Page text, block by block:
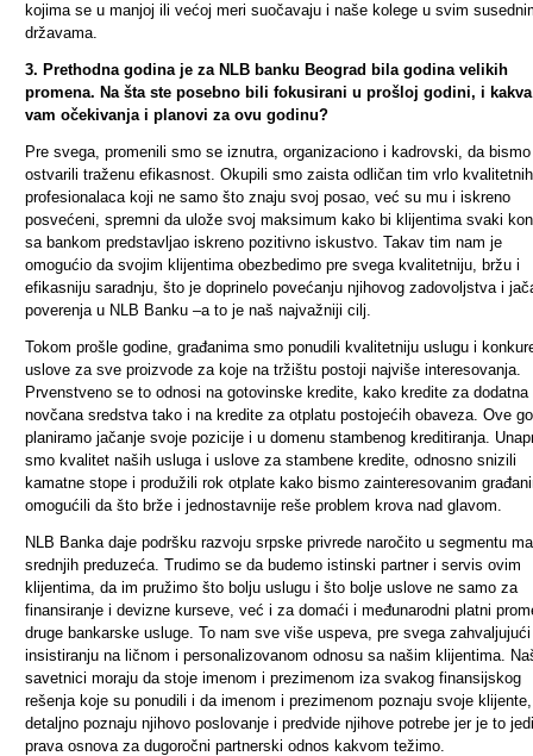
kojima se u manjoj ili većoj meri suočavaju i naše kolege u svim
državama.
3. Prethodna godina je za NLB banku Beograd bila godina velikih
promena. Na šta ste posebno bili fokusirani u prošloj godini, i
vam očekivanja i planovi za ovu godinu?
Pre svega, promenili smo se iznutra, organizaciono i kadrovski, da bismo
ostvarili traženu efikasnost. Okupili smo zaista odličan tim vrlo kvalitetnih
profesionalaca koji ne samo što znaju svoj posao, već su mu i iskreno
posvećeni, spremni da ulože svoj maksimum kako bi klijentima svaki
sa bankom predstavljao iskreno pozitivno iskustvo. Takav tim nam je
omogućio da svojim klijentima obezbedimo pre svega kvalitetniju, bržu i
efikasniju saradnju, što je doprinelo povećanju njihovog zadovoljstva i
poverenja u NLB Banku –a to je naš najvažniji cilj.
Tokom prošle godine, građanima smo ponudili kvalitetniju uslugu i
uslove za sve proizvode za koje na tržištu postoji najviše interesovanja.
Prvenstveno se to odnosi na gotovinske kredite, kako kredite za dodatna
novčana sredstva tako i na kredite za otplatu postojećih obaveza. Ove
planiramo jačanje svoje pozicije i u domenu stambenog kreditiranja.
smo kvalitet naših usluga i uslove za stambene kredite, odnosno snizili
kamatne stope i produžili rok otplate kako bismo zainteresovanim
omogućili da što brže i jednostavnije reše problem krova nad glavom.
NLB Banka daje podršku razvoju srpske privrede naročito u segmentu
srednjih preduzeća. Trudimo se da budemo istinski partner i servis ovim
klijentima, da im pružimo što bolju uslugu i što bolje uslove ne samo za
finansiranje i devizne kurseve, već i za domaći i međunarodni platni
druge bankarske usluge. To nam sve više uspeva, pre svega zahvaljujući
insistiranju na ličnom i personalizovanom odnosu sa našim klijentima.
savetnici moraju da stoje imenom i prezimenom iza svakog finansijskog
rešenja koje su ponudili i da imenom i prezimenom poznaju svoje klijente,
detaljno poznaju njihovo poslovanje i predvide njihove potrebe jer je to
prava osnova za dugoročni partnerski odnos kakvom težimo.